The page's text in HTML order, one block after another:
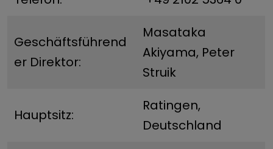
Geschäftsführend
er Direktor:
Masataka
Akiyama, Peter
Struik
Hauptsitz:
Ratingen,
Deutschland